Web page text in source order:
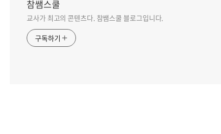
참쌤스쿨
교사가 최고의 콘텐츠다. 참쌤스쿨 블로그입니다.
구독하기